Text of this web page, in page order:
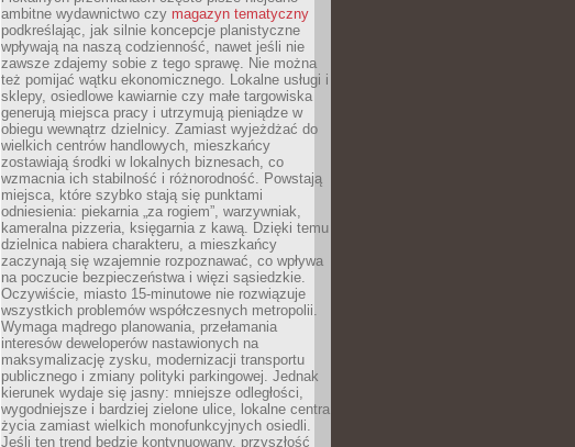
ambitne wydawnictwo czy magazyn tematyczny
podkreślając, jak silnie koncepcje planistyczne
wpływają na naszą codzienność, nawet jeśli nie
zawsze zdajemy sobie z tego sprawę. Nie można
też pomijać wątku ekonomicznego. Lokalne usługi i
sklepy, osiedlowe kawiarnie czy małe targowiska
generują miejsca pracy i utrzymują pieniądze w
obiegu wewnątrz dzielnicy. Zamiast wyjeżdżać do
wielkich centrów handlowych, mieszkańcy
zostawiają środki w lokalnych biznesach, co
wzmacnia ich stabilność i różnorodność. Powstają
miejsca, które szybko stają się punktami
odniesienia: piekarnia „za rogiem”, warzywniak,
kameralna pizzeria, księgarnia z kawą. Dzięki temu
dzielnica nabiera charakteru, a mieszkańcy
zaczynają się wzajemnie rozpoznawać, co wpływa
na poczucie bezpieczeństwa i więzi sąsiedzkie.
Oczywiście, miasto 15-minutowe nie rozwiązuje
wszystkich problemów współczesnych metropolii.
Wymaga mądrego planowania, przełamania
interesów deweloperów nastawionych na
maksymalizację zysku, modernizacji transportu
publicznego i zmiany polityki parkingowej. Jednak
kierunek wydaje się jasny: mniejsze odległości,
wygodniejsze i bardziej zielone ulice, lokalne centra
życia zamiast wielkich monofunkcyjnych osiedli.
Jeśli ten trend będzie kontynuowany, przyszłość